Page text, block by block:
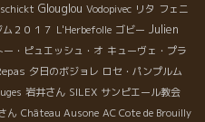
Glouglou Vodopivec リタ フェニ
２０１７ L'Herbefolle ゴビー Julien
ー・ピュエッシュ・オ キューヴェ・プラ
夕日のボジョレ ロセ・パンプルム
岩井さん SILEX サンピエール教会
ん Château Ausone AC Cote de Brouilly